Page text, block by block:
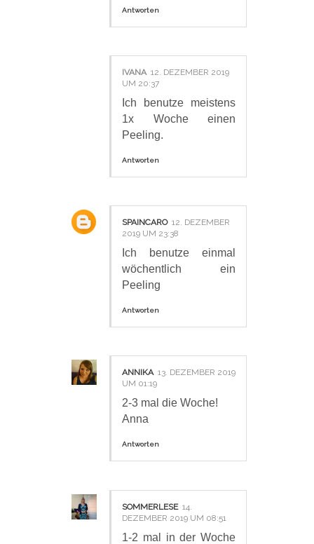
Antworten
IVANA 12. DEZEMBER 2019
UM 20:37
Ich benutze meistens
1x Woche einen
Peeling.
Antworten
SPAINCARO 12. DEZEMBER
2019 UM 23:38
Ich benutze einmal
wöchentlich ein
Peeling
Antworten
ANNIKA 13. DEZEMBER 2019
UM 01:19
2-3 mal die Woche!
Anna
Antworten
SOMMERLESE 14.
DEZEMBER 2019 UM 08:51
1-2 mal in der Woche